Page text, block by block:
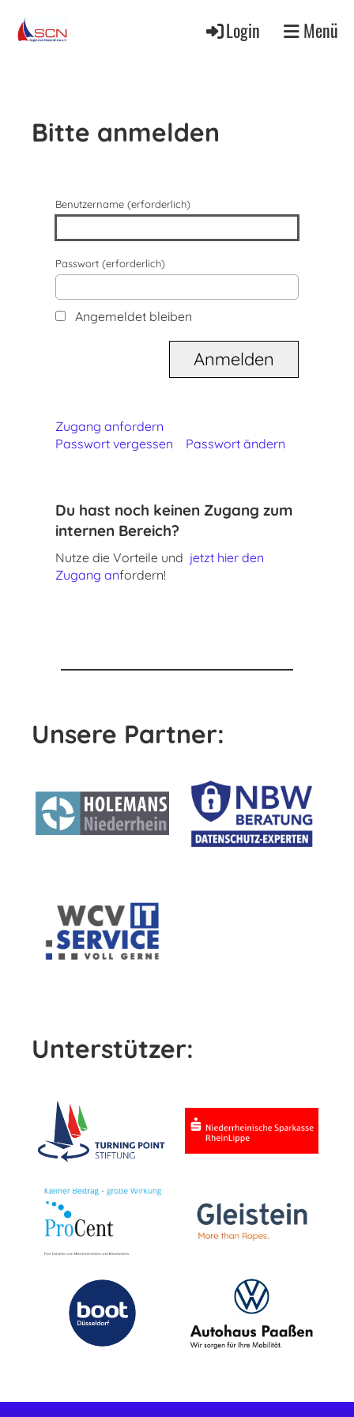
Login Menü
Bitte anmelden
Benutzername (erforderlich)
Passwort (erforderlich)
Angemeldet bleiben
Zugang anfordern
Passwort vergessen
Passwort ändern
Du hast noch keinen Zugang zum
internen Bereich?
Nutze die Vorteile und jetzt hier den
Zugang anfordern!
Unsere Partner:
Unterstützer: